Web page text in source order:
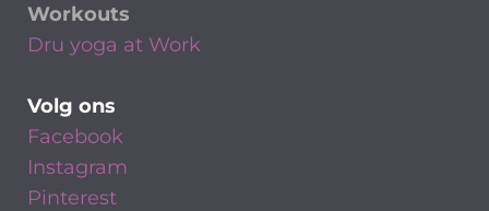
Workouts
Dru yoga at Work
Volg ons
Facebook
Instagram
Pinterest